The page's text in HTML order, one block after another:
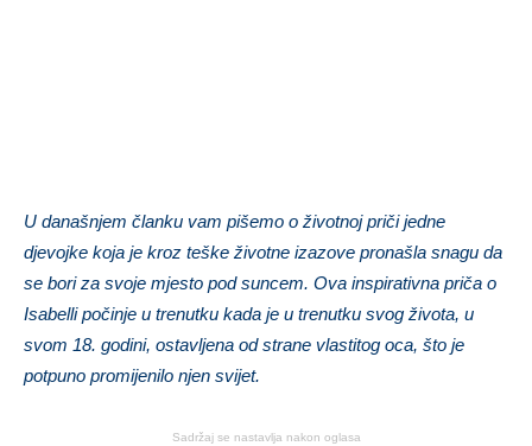
U današnjem članku vam pišemo o životnoj priči jedne
djevojke koja je kroz teške životne izazove pronašla snagu da
se bori za svoje mjesto pod suncem. Ova inspirativna priča o
Isabelli počinje u trenutku kada je u trenutku svog života, u
svom 18. godini, ostavljena od strane vlastitog oca, što je
potpuno promijenilo njen svijet.
Sadržaj se nastavlja nakon oglasa